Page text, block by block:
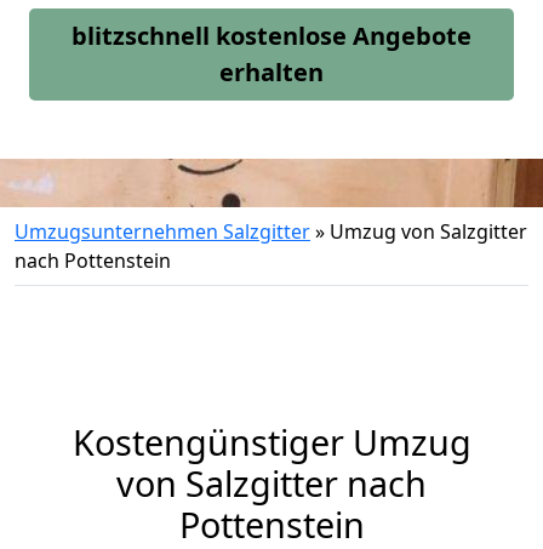
blitzschnell kostenlose Angebote
erhalten
Umzugsunternehmen Salzgitter» Umzug von Salzgitter
nach Pottenstein
Kostengünstiger Umzug
von Salzgitter nach
Pottenstein